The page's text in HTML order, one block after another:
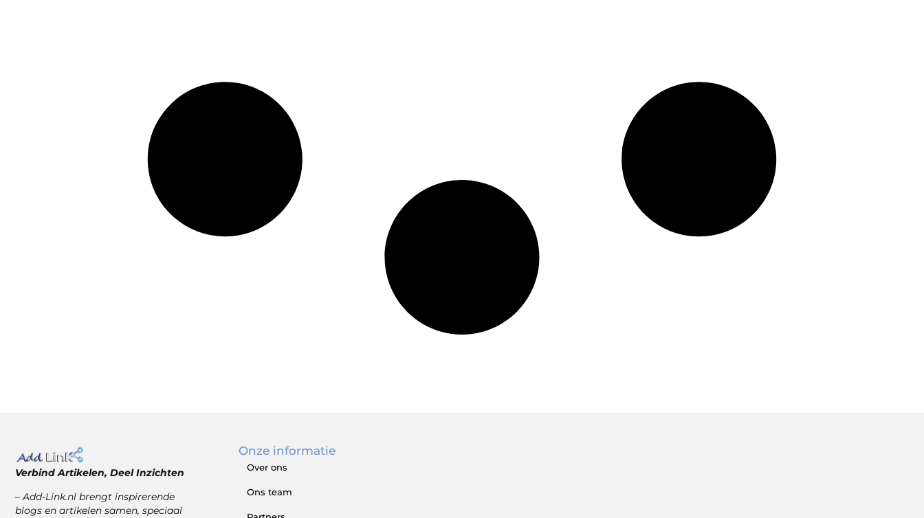
Verbind Artikelen, Deel Inzichten
– Add-Link.nl brengt inspirerende
blogs en artikelen samen, speciaal
Onze informatie
Over ons
Ons team